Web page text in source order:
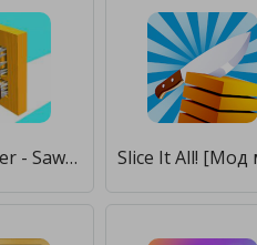
Wood Cutter - Saw [Много денег]